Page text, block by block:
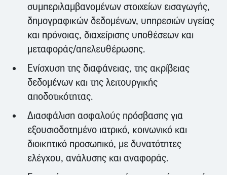
συμπεριλαμβανομένων στοιχείων εισαγωγής,
δημογραφικών δεδομένων, υπηρεσιών υγείας
και πρόνοιας, διαχείρισης υποθέσεων και
μεταφοράς/απελευθέρωσης.
Ενίσχυση της διαφάνειας, της ακρίβειας
δεδομένων και της λειτουργικής
αποδοτικότητας.
Διασφάλιση ασφαλούς πρόσβασης για
εξουσιοδοτημένο ιατρικό, κοινωνικό και
διοικητικό προσωπικό, με δυνατότητες
ελέγχου, ανάλυσης και αναφοράς.